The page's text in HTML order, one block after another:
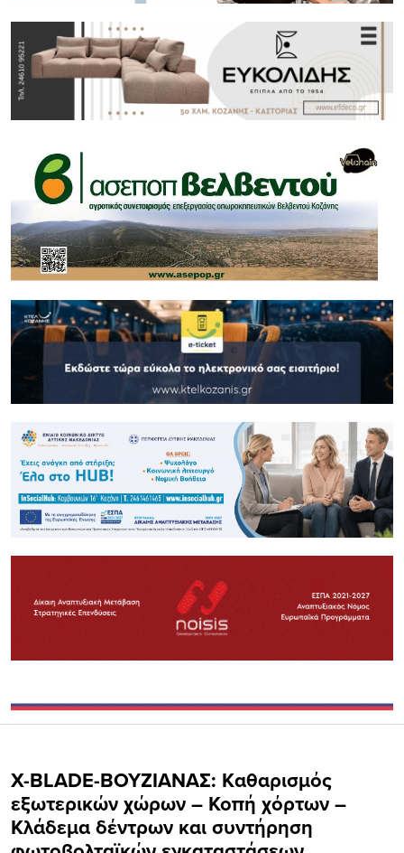
X-BLADE-ΒΟΥΖΙΑΝΑΣ: Kαθαρισμός
εξωτερικών χώρων – Κοπή χόρτων –
Κλάδεμα δέντρων και συντήρηση